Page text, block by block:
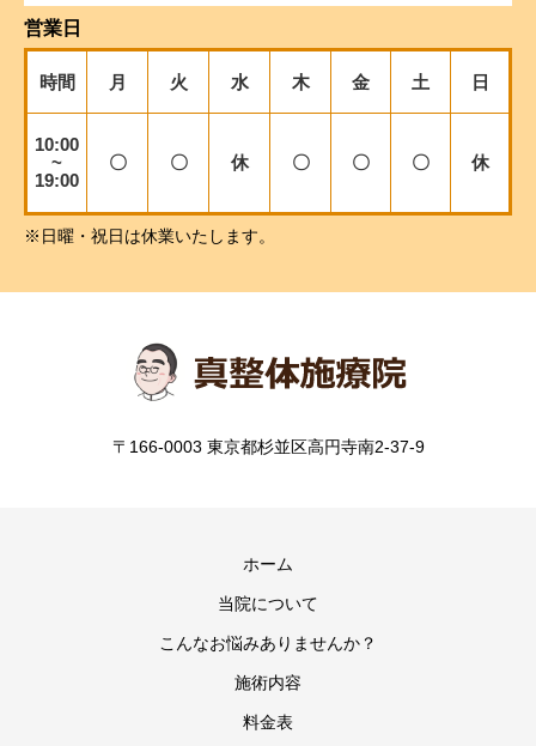
営業日
時間 月 火 水 木 金 土 日
10:00
~
19:00
〇 〇 休 〇 〇 〇 休
※日曜・祝日は休業いたします。
〒166-0003 東京都杉並区高円寺南2-37-9
ホーム
当院について
こんなお悩みありませんか？
施術内容
料金表